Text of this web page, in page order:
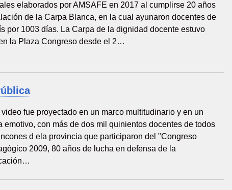
elaborados por AMSAFE en 2017 al cumplirse 20 años
de la Carpa Blanca, en la cual ayunaron docentes de
por 1003 días. La Carpa de la dignidad docente estuvo
la Plaza Congreso desde el 2…
video fue proyectado en un marco multitudinario y en un
emotivo, con más de dos mil quinientos docentes de todos
d ela provincia que participaron del "Congreso
2009, 80 años de lucha en defensa de la